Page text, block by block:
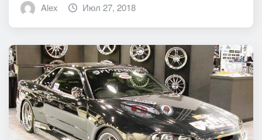
Alex Июл 27, 2018